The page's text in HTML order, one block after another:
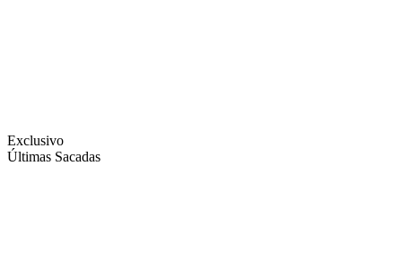
Exclusivo
Últimas Sacadas